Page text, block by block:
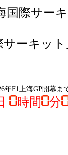
際サー
サーキッ
年F1上海GP開幕ま
時間 分